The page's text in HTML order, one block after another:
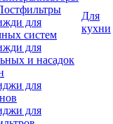
для
систем
для
и насадок
для
для
Для
кухни